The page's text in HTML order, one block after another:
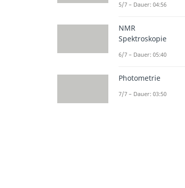
5/7 – Dauer: 04:56
NMR
Spektroskopie
6/7 – Dauer: 05:40
Photometrie
7/7 – Dauer: 03:50